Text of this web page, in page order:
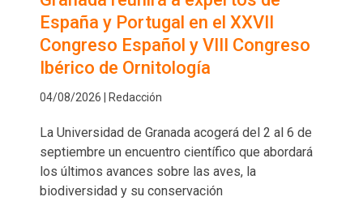
España y Portugal en el XXVII
Congreso Español y VIII Congreso
Ibérico de Ornitología
04/08/2026 | Redacción
La Universidad de Granada acogerá del 2 al 6 de
septiembre un encuentro científico que abordará
los últimos avances sobre las aves, la
biodiversidad y su conservación